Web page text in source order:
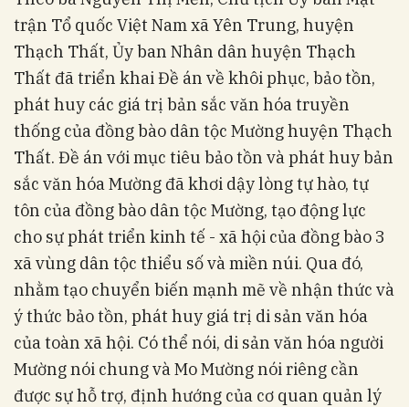
trận Tổ quốc Việt Nam xã Yên Trung, huyện
Thạch Thất, Ủy ban Nhân dân huyện Thạch
Thất đã triển khai Đề án về khôi phục, bảo tồn,
phát huy các giá trị bản sắc văn hóa truyền
thống của đồng bào dân tộc Mường huyện Thạch
Thất. Đề án với mục tiêu bảo tồn và phát huy bản
sắc văn hóa Mường đã khơi dậy lòng tự hào, tự
tôn của đồng bào dân tộc Mường, tạo động lực
cho sự phát triển kinh tế - xã hội của đồng bào 3
xã vùng dân tộc thiểu số và miền núi. Qua đó,
nhằm tạo chuyển biến mạnh mẽ về nhận thức và
ý thức bảo tồn, phát huy giá trị di sản văn hóa
của toàn xã hội. Có thể nói, di sản văn hóa người
Mường nói chung và Mo Mường nói riêng cần
được sự hỗ trợ, định hướng của cơ quan quản lý